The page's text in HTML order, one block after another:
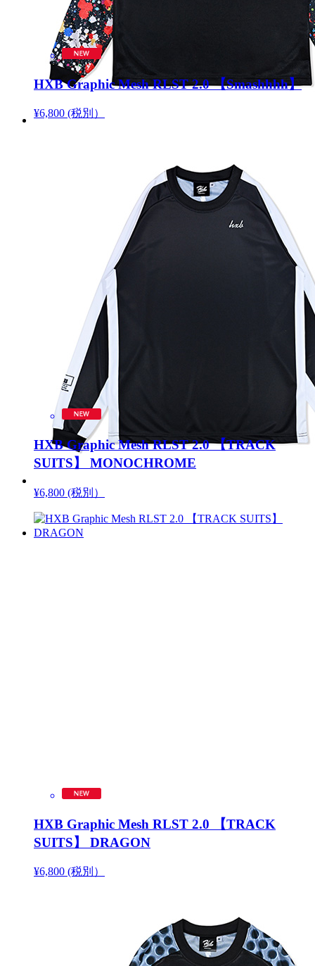
HXB Graphic Mesh RLST 2.0 【Smashhhh】
¥6,800 (税別）
HXB Graphic Mesh RLST 2.0 【TRACK
SUITS】 MONOCHROME
¥6,800 (税別）
HXB Graphic Mesh RLST 2.0 【TRACK
SUITS】 DRAGON
¥6,800 (税別）